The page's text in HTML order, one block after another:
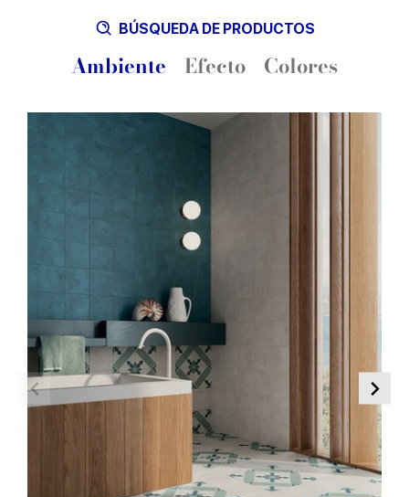
BÚSQUEDA DE PRODUCTOS
Ambiente Efecto Colores
Efecto Mármol